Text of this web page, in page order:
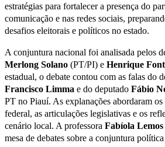
estratégias para fortalecer a presença do
comunicação e nas redes sociais,
desafios eleitorais e políticos no estado.
A conjuntura nacional foi analisada pelos
Merlong Solano (PT/PI) e Henrique
estadual, o debate contou com as falas do
Francisco Limma e do deputado Fábio
PT no Piauí. As explanações abordaram
federal, as articulações legislativas e os
cenário local. A professora Fabíola Lemos
mesa de debates sobre a conjuntura